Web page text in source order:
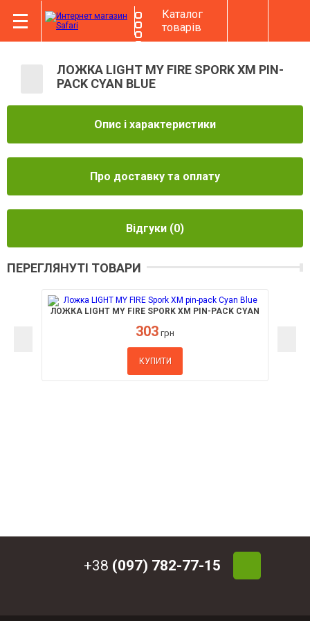
Каталог
товарів
ЛОЖКА LIGHT MY FIRE SPORK XM PIN-
PACK CYAN BLUE
Опис і характеристики
Про доставку та оплату
Відгуки (0)
ПЕРЕГЛЯНУТІ ТОВАРИ
ЛОЖКА LIGHT MY FIRE SPORK XM PIN-PACK CYAN
303 грн
КУПИТИ
+38 (097) 782-77-15